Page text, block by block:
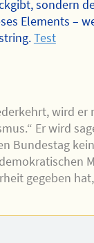
sondern
Elements –
Test
wird er
Er wird
Bundestag
gegeben